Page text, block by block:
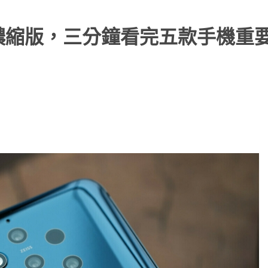
版，三分鐘看完五款手機重